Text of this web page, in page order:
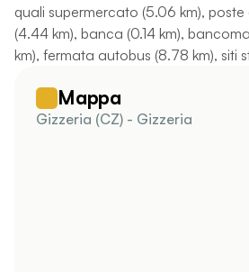
quali supermercato (5.06 km),
(4.44 km), banca (0.14 km),
km), fermata autobus (8.78 km), siti
Mappa
Gizzeria (CZ) - Gizzeria